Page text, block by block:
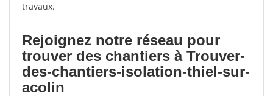
travaux.
Rejoignez notre réseau pour
trouver des chantiers à Trouver-
des-chantiers-isolation-thiel-sur-
acolin